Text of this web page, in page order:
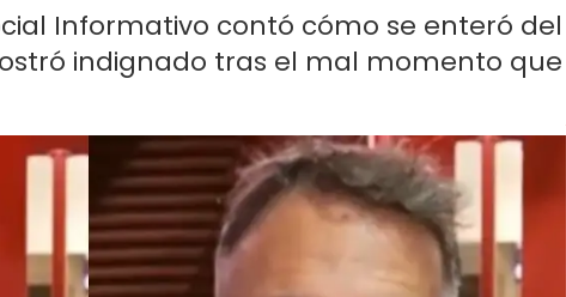
Informativo contó cómo se enteró del
indignado tras el mal momento que